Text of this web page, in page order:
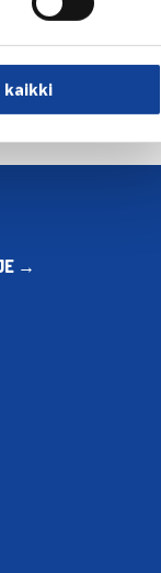
kaikki
alkoivat… →
→